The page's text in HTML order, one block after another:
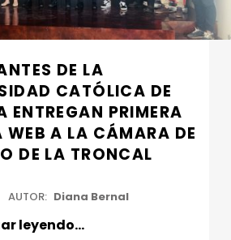
DE LA
CATÓLICA DE
ENTREGAN PRIMERA
WEB A LA CÁMARA DE
DE LA TRONCAL
AUTOR: Diana Bernal
leyendo“Estudiantes de la Universidad Católica de Cuenca entregan primera página web a la Cámara de Turismo de La Troncal”
…